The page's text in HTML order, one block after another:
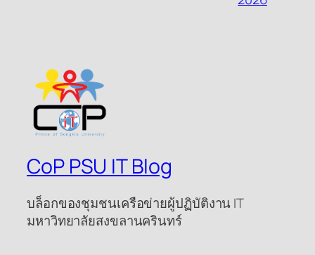
CoP PSU IT Blog
บล็อกของชุมชนเครือข่ายผู้ปฏิบัติงาน IT
มหาวิทยาลัยสงขลานครินทร์